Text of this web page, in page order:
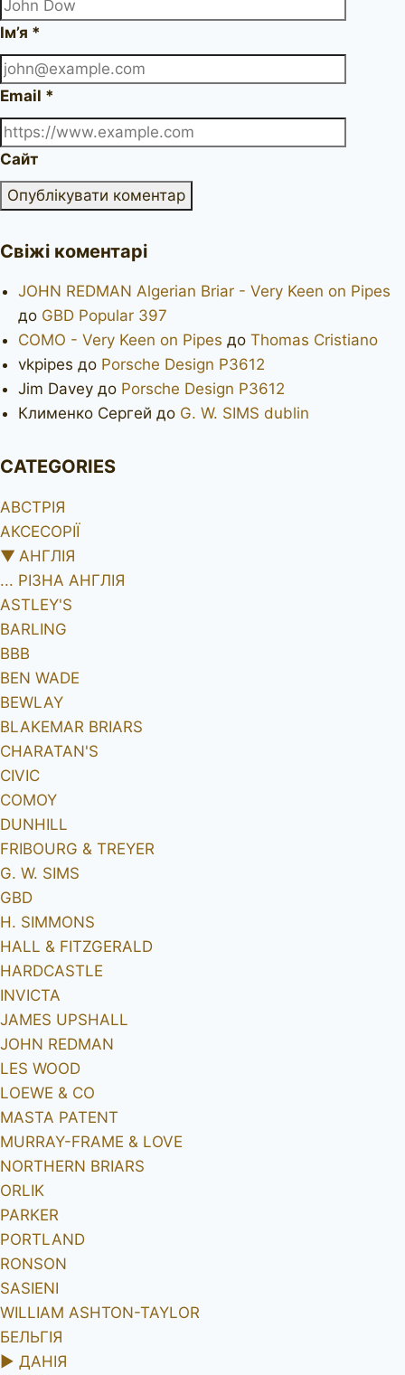
Ім’я *
Email *
Сайт
Свіжі коментарі
JOHN REDMAN Algerian Briar - Very Keen on Pipes
до GBD Popular 397
COMO - Very Keen on Pipes до Thomas Cristiano
vkpipes до Porsche Design P3612
Jim Davey до Porsche Design P3612
Клименко Сергей до G. W. SIMS dublin
CATEGORIES
АВСТРІЯ
АКСЕСОРІЇ
▼ АНГЛІЯ
... РІЗНА АНГЛІЯ
ASTLEY'S
BARLING
BBB
BEN WADE
BEWLAY
BLAKEMAR BRIARS
CHARATAN'S
CIVIC
COMOY
DUNHILL
FRIBOURG & TREYER
G. W. SIMS
GBD
H. SIMMONS
HALL & FITZGERALD
HARDCASTLE
INVICTA
JAMES UPSHALL
JOHN REDMAN
LES WOOD
LOEWE & CO
MASTA PATENT
MURRAY-FRAME & LOVE
NORTHERN BRIARS
ORLIK
PARKER
PORTLAND
RONSON
SASIENI
WILLIAM ASHTON-TAYLOR
БЕЛЬГІЯ
► ДАНІЯ